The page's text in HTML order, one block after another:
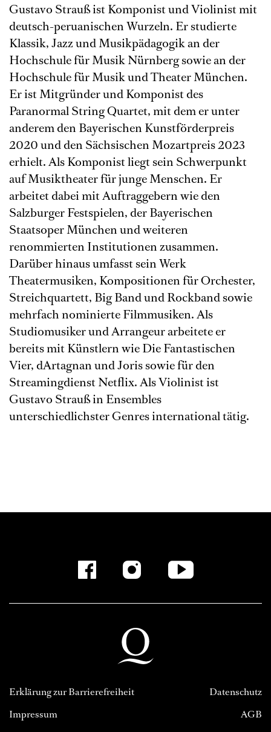
Gustavo Strauß ist Komponist und Violinist mit
deutsch-peruanischen Wurzeln. Er studierte
Klassik, Jazz und Musikpädagogik an der
Hochschule für Musik Nürnberg sowie an der
Hochschule für Musik und Theater München.
Er ist Mitgründer und Komponist des
Paranormal String Quartet, mit dem er unter
anderem den Bayerischen Kunstförderpreis
2020 und den Sächsischen Mozartpreis 2023
erhielt. Als Komponist liegt sein Schwerpunkt
auf Musiktheater für junge Menschen. Er
arbeitet dabei mit Auftraggebern wie den
Salzburger Festspielen, der Bayerischen
Staatsoper München und weiteren
renommierten Institutionen zusammen.
Darüber hinaus umfasst sein Werk
Theatermusiken, Kompositionen für Orchester,
Streichquartett, Big Band und Rockband sowie
mehrfach nominierte Filmmusiken. Als
Studiomusiker und Arrangeur arbeitete er
bereits mit Künstlern wie Die Fantastischen
Vier, dArtagnan und Joris sowie für den
Streamingdienst Netflix. Als Violinist ist
Gustavo Strauß in Ensembles
unterschiedlichster Genres international tätig.
Erklärung zur Barrierefreiheit
Impressum
Datenschutz
AGB